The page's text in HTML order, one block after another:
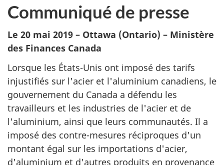
Communiqué de presse
Le 20 mai 2019 – Ottawa (Ontario) – Ministère
des Finances Canada
Lorsque les États-Unis ont imposé des tarifs
injustifiés sur l'acier et l'aluminium canadiens, le
gouvernement du Canada a défendu les
travailleurs et les industries de l'acier et de
l'aluminium, ainsi que leurs communautés. Il a
imposé des contre-mesures réciproques d'un
montant égal sur les importations d'acier,
d'aluminium et d'autres produits en provenance